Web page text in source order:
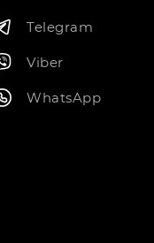
Telegram
Viber
WhatsApp